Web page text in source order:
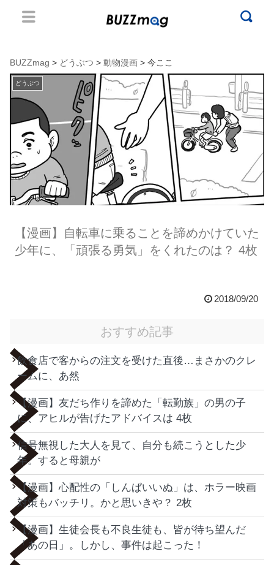
BUZZmag > どうぶつ > 動物漫画 > 今ここ
どうぶつ
【漫画】自転車に乗ることを諦めかけていた
少年に、「頑張る勇気」をくれたのは？ 4枚
2018/09/20
おすすめ記事
飲食店で客からの注文を受けた直後…まさかのクレ
ームに、あ然
【漫画】友だち作りを諦めた「転勤族」の男の子
に、アヒルが告げたアドバイスは 4枚
信号無視した大人を見て、自分も続こうとした少
年。すると母親が
【漫画】心配性の「しんぱいいぬ」は、ホラー映画
対策もバッチリ。かと思いきや？ 2枚
【漫画】生徒会長も不良生徒も、皆が待ち望んだ
「あの日」。しかし、事件は起こった！